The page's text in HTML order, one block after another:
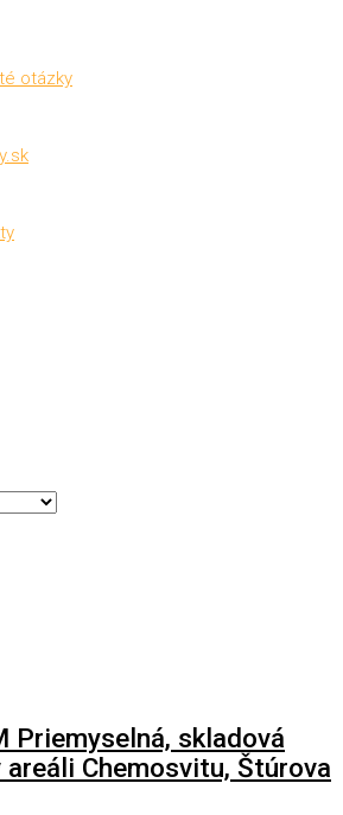
otázky
Priemyselná, skladová
Chemosvitu, Štúrova